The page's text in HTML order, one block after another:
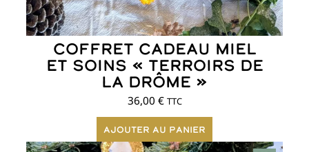
Coffret Cadeau Miel
et Soins « Terroirs de
la Drôme »
36,00 € TTC
Ajouter au panier